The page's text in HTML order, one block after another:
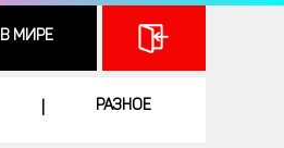
В МИРЕ
РАЗНОЕ